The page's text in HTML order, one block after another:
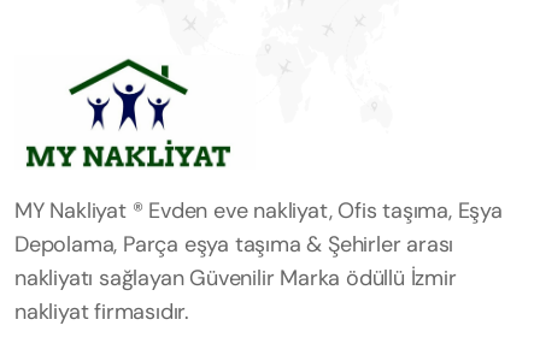
MY Nakliyat ® Evden eve nakliyat, Ofis taşıma, Eşya
Depolama, Parça eşya taşıma & Şehirler arası
nakliyatı sağlayan Güvenilir Marka ödüllü İzmir
nakliyat firmasıdır.